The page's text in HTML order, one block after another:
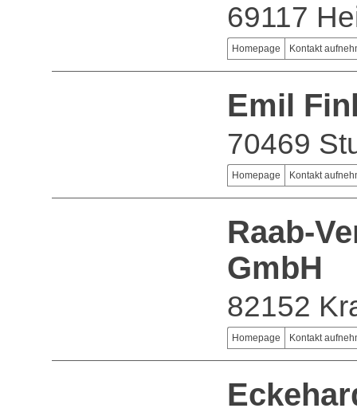
69117
Homepage Kontakt
Emil
70469
Homepage Kontakt
Raab-
GmbH
82152
Homepage Kontakt